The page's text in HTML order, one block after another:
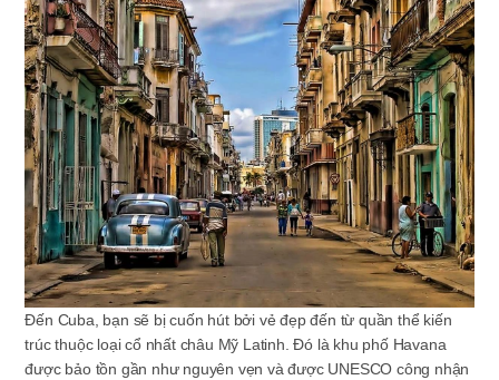
Đến Cuba, bạn sẽ bị cuốn hút bởi vẻ đẹp đến từ quần thể kiến
trúc thuộc loại cổ nhất châu Mỹ Latinh. Đó là khu phố Havana
được bảo tồn gần như nguyên vẹn và được UNESCO công nhận